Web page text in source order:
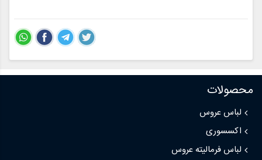
محصولات
لباس عروس
اکسسوری
لباس فرمالیته عروس